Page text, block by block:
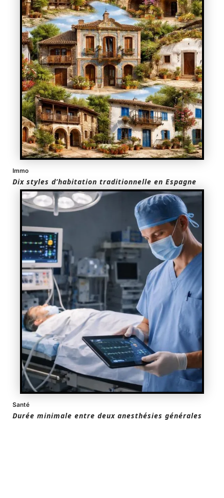
Immo
Dix styles d’habitation traditionnelle en Espagne
Santé
Durée minimale entre deux anesthésies générales